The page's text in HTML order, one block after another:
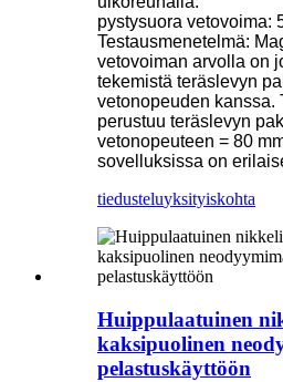
pystysuora vetovoima:
Testausmenetelmä:
vetovoiman arvolla on
tekemistä teräslevyn
vetonopeuden kanssa.
perustuu teräslevyn
vetonopeuteen = 80
sovelluksissa on
tiedusteluyksityiskohta
Huippulaatuinen
kaksipuolinen
pelastuskäyttöön